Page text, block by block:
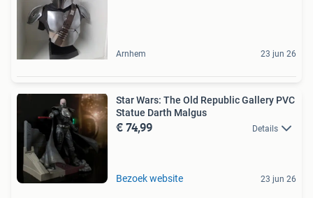
Arnhem 23 jun 26
Star Wars: The Old Republic Gallery PVC
Statue Darth Malgus
€ 74,99 Details
Bezoek website 23 jun 26